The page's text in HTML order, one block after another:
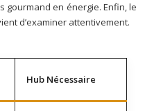
gourmand en énergie. Enfin, le
d’examiner attentivement.
Hub Nécessaire